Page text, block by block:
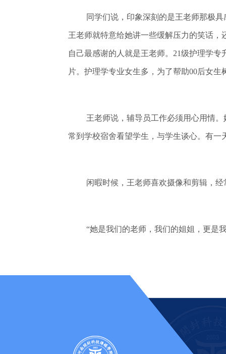
同学们说，印象深刻的是王老师那极
王老师就特意给她讲一些缓解压力的笑话
自己最感谢的人就是王老师。21级护理学
片。护理学专业女生多，为了帮助00后女
王老师说，辅导员工作必须用心用情
常到学校宿舍看望学生，与学生谈心。有
闲暇时候，王老师喜欢摄像和剪辑，
“她是我们的老师，我们的姐姐，更是